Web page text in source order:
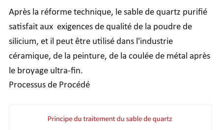
Après la réforme technique, le sable de quartz purifié
satisfait aux exigences de qualité de la poudre de
silicium, et il peut être utilisé dans l'industrie
céramique, de la peinture, de la coulée de métal après
le broyage ultra-fin.
Processus de Procédé